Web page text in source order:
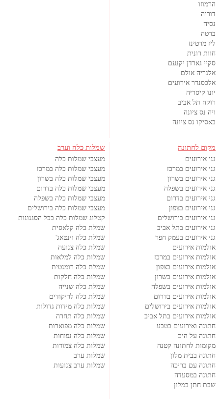
הרמוזו
דוריה
נסיה
ברטה
ליז מרטינז
חוות רונית
סקיי גארדן יקנעם
אלגריה אולם
אלכסנדר אירועים
יונו קיסריה
רוקח תל אביב
ויה נס ציונה
באסיקו נס ציונה
מקום לחתונה
גני אירועים
גני אירועים במרכז
גני אירועים בשרון
גני אירועים בשפלה
גני אירועים בדרום
גני אירועים בצפון
גני אירועים בירושלים
גני אירועים בתל אביב
גני אירועים בעמק חפר
אולמות אירועים
אולמות אירועים במרכז
אולמות אירועים בצפון
אולמות אירועים בשרון
אולמות אירועים בשפלה
אולמות אירועים בדרום
אולמות אירועים בירושלים
אולמות אירועים בתל אביב
חתונה ואירועים בטבע
חתונה על הים
מקומות לחתונה קטנה
חתונה בבית מלון
חתונה עם בריכה
חתונה במסעדה
שבת חתן במלון
שמלות כלה וערב
מעצבי שמלות כלה
מעצבי שמלות כלה במרכז
מעצבי שמלות כלה בשרון
מעצבי שמלות כלה בדרום
מעצבי שמלות כלה בשפלה
מעצבי שמלות כלה בירושלים
קטלוג שמלות כלה בכל הסגנונות
שמלת כלה קלאסית
שמלת כלה וינטאג'
שמלת כלה צנועה
שמלות כלה למלאות
שמלת כלה רומנטית
שמלות כלה חלקות
שמלת כלה שנייה
שמלת כלה לריקודים
שמלות כלה מידות גדולות
שמלות כלה תחרה
שמלות כלה מפוארות
שמלות כלה נפוחות
שמלות כלה צמודות
שמלות ערב
שמלות ערב צנועות